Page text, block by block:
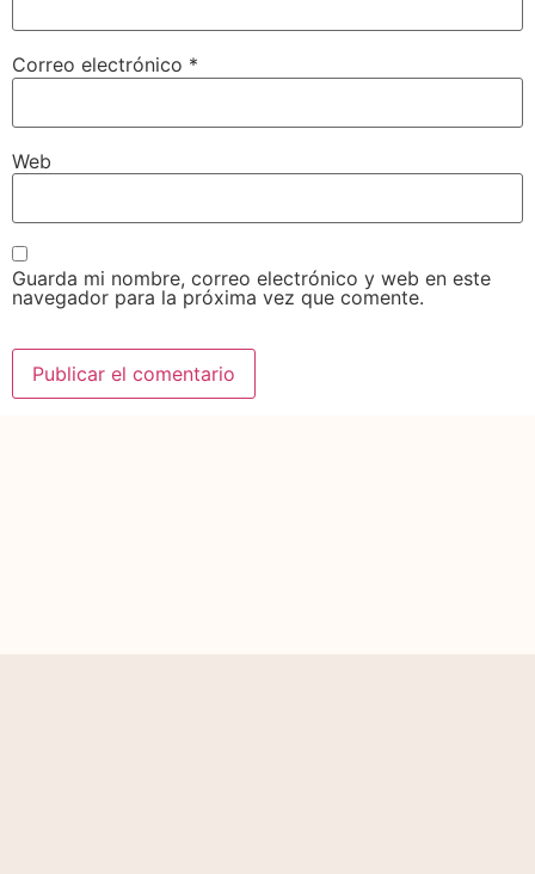
Correo electrónico *
Web
Guarda mi nombre, correo electrónico y web en este
navegador para la próxima vez que comente.